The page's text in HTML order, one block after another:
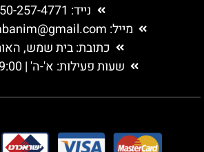
נייד: 050-257-4771
מייל:
כתובת: בית שמש, האומן
שעות פעילות: א'-ה' | 9:00 - 18:00